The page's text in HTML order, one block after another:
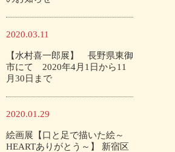
2020.03.11
【水村喜一郎展】 長野県東御
市にて 2020年4月1日から11
月30日まで
2020.01.29
絵画展【口と足で描いた絵～
HEARTありがとう～】 新宿区